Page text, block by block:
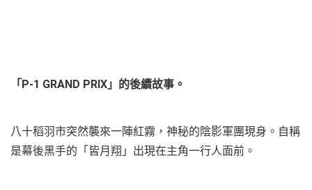
「P-1 GRAND PRIX」的後續故事。
八十稻羽市突然襲來一陣紅霧，神秘的陰影軍團現身。自稱
是幕後黑手的「皆月翔」出現在主角一行人面前。